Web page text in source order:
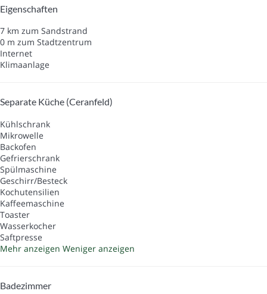
Eigenschaften
7 km zum Sandstrand
0 m zum Stadtzentrum
Internet
Klimaanlage
Separate Küche (Ceranfeld)
Kühlschrank
Mikrowelle
Backofen
Gefrierschrank
Spülmaschine
Geschirr/Besteck
Kochutensilien
Kaffeemaschine
Toaster
Wasserkocher
Saftpresse
Mehr anzeigen Weniger anzeigen
Badezimmer